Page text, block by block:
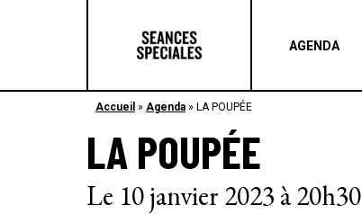
AGENDA
Accueil » Agenda » LA POUPÉE
LA POUPÉE
Le 10 janvier 2023 à 20h30